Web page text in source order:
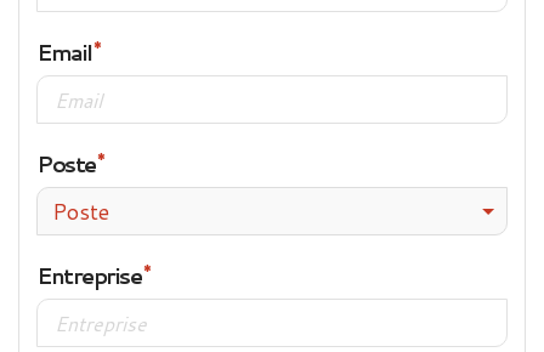
Email
Poste
Poste
Entreprise